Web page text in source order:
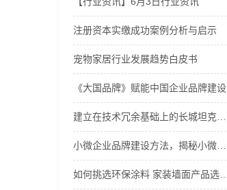
注册资本实缴成功案例分析与启示
宠物家居行业发展趋势白皮书
《大国品牌》赋能中国企业品牌建设